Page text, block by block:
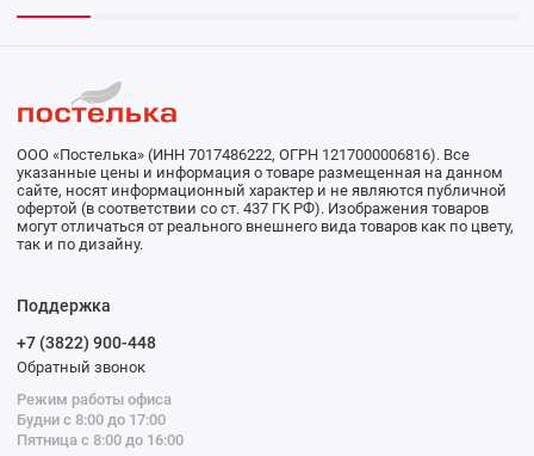
ООО «Постелька» (ИНН 7017486222, ОГРН 1217000006816). Все
указанные цены и информация о товаре размещенная на данном
сайте, носят информационный характер и не являются публичной
офертой (в соответствии со ст. 437 ГК РФ). Изображения товаров
могут отличаться от реального внешнего вида товаров как по цвету,
так и по дизайну.
Поддержка
+7 (3822) 900-448
Обратный звонок
Режим работы офиса
Будни с 8:00 до 17:00
Пятница с 8:00 до 16:00